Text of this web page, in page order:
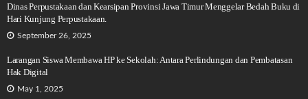
Dinas Perpustakaan dan Kearsipan Provinsi Jawa Timur Menggelar Bedah Buku di
Hari Kunjung Perpustakaan.
September 26, 2025
Larangan Siswa Membawa HP ke Sekolah: Antara Perlindungan dan Pembatasan
Hak Digital
May 1, 2025